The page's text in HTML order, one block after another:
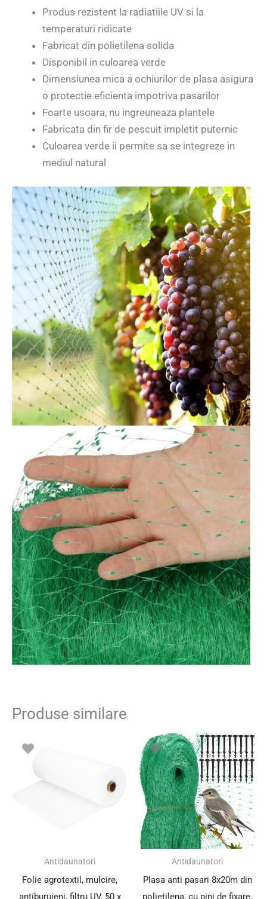
Produs rezistent la radiatiile UV si la
temperaturi ridicate
Fabricat din polietilena solida
Disponibil in culoarea verde
Dimensiunea mica a ochiurilor de plasa asigura
o protectie eficienta impotriva pasarilor
Foarte usoara, nu ingreuneaza plantele
Fabricata din fir de pescuit impletit puternic
Culoarea verde ii permite sa se integreze in
mediul natural
Produse similare
Antidaunatori
Folie agrotextil, mulcire,
antiburuieni, filtru UV, 50 x
Antidaunatori
Plasa anti pasari 8x20m din
polietilena, cu pini de fixare,